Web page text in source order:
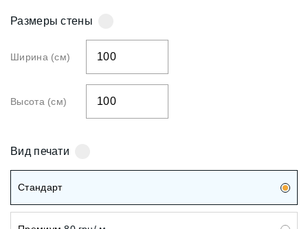
Размеры стены
Ширина (см)
Высота (см)
Вид печати
Стандарт